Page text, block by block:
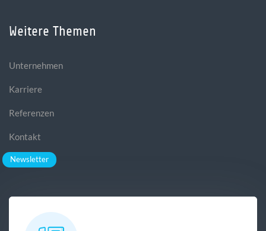
Weitere Themen
Unternehmen
Karriere
Referenzen
Kontakt
Newsletter